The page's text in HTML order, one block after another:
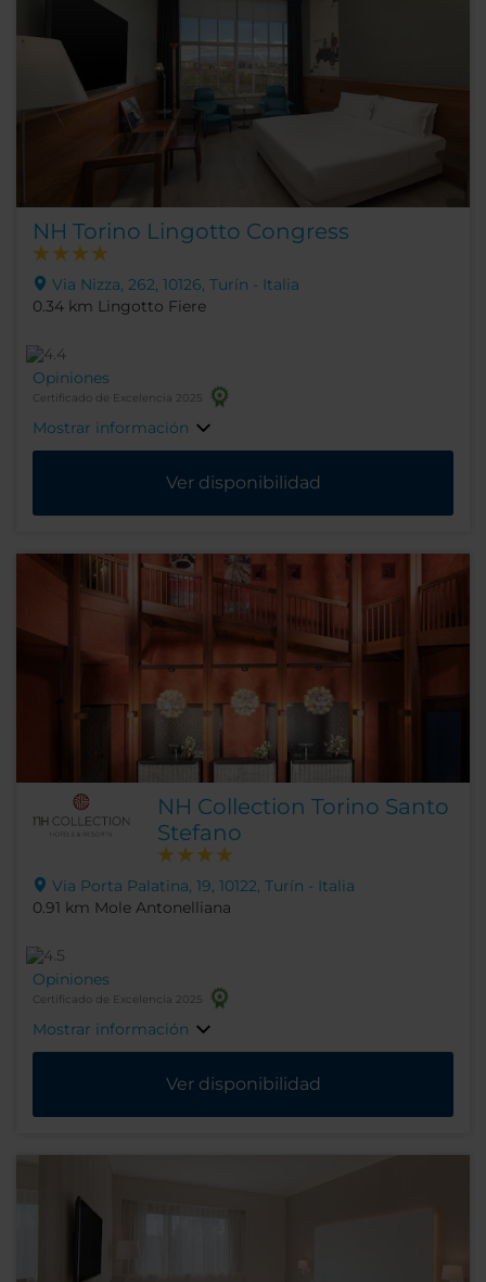
NH Torino Lingotto Congress
Via Nizza, 262, 10126, Turín - Italia
0.34 km Lingotto Fiere
Opiniones
Certificado de Excelencia 2025
Mostrar información
Ver disponibilidad
NH Collection Torino Santo
Stefano
Via Porta Palatina, 19, 10122, Turín - Italia
0.91 km Mole Antonelliana
Opiniones
Certificado de Excelencia 2025
Mostrar información
Ver disponibilidad